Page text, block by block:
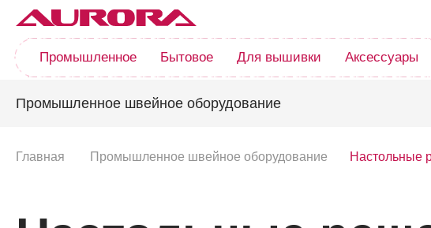
Промышленное Бытовое Для вышивки Аксессуары
Промышленное швейное оборудование
Главная Промышленное швейное оборудование Настольные